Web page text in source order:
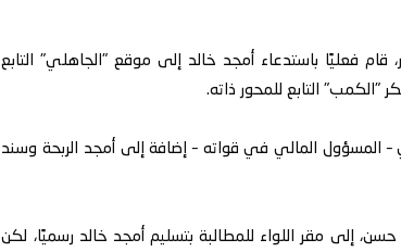
فعليًا باستدعاء أمجد خالد إلى موقع "الجاهلي" التابع
"الكمب" التابع للمحور ذاته.
– المسؤول المالي في قواته – إضافة إلى أمجد الربحة وسند
حسن، إلى مقر اللواء للمطالبة بتسليم أمجد خالد رسميًا، لكن